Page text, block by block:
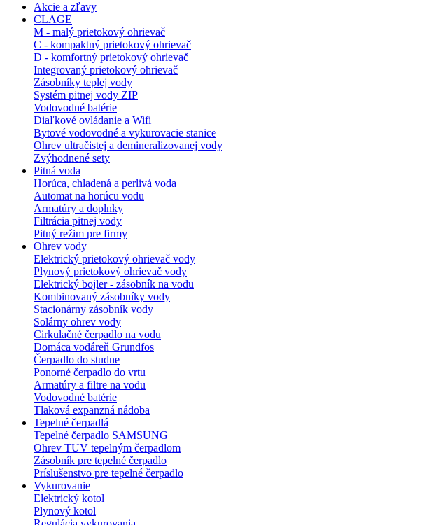
Akcie a zľavy
CLAGE
M - malý prietokový ohrievač
C - kompaktný prietokový ohrievač
D - komfortný prietokový ohrievač
Integrovaný prietokový ohrievač
Zásobníky teplej vody
Systém pitnej vody ZIP
Vodovodné batérie
Diaľkové ovládanie a Wifi
Bytové vodovodné a vykurovacie stanice
Ohrev ultračistej a demineralizovanej vody
Zvýhodnené sety
Pitná voda
Horúca, chladená a perlivá voda
Automat na horúcu vodu
Armatúry a doplnky
Filtrácia pitnej vody
Pitný režim pre firmy
Ohrev vody
Elektrický prietokový ohrievač vody
Plynový prietokový ohrievač vody
Elektrický bojler - zásobník na vodu
Kombinovaný zásobníky vody
Stacionárny zásobník vody
Solárny ohrev vody
Cirkulačné čerpadlo na vodu
Domáca vodáreň Grundfos
Čerpadlo do studne
Ponorné čerpadlo do vrtu
Armatúry a filtre na vodu
Vodovodné batérie
Tlaková expanzná nádoba
Tepelné čerpadlá
Tepelné čerpadlo SAMSUNG
Ohrev TUV tepelným čerpadlom
Zásobník pre tepelné čerpadlo
Príslušenstvo pre tepelné čerpadlo
Vykurovanie
Elektrický kotol
Plynový kotol